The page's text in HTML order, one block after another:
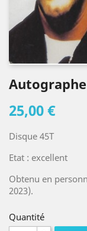
Autographe
25,00 €
Disque 45T
Etat : excellent
Obtenu en
2023).
Quantité